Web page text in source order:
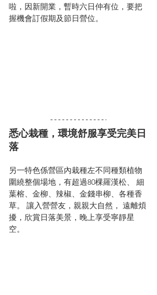
啦，因新開業，暫時六日仲有位，要把
握機會訂假期及節日營位。
悉心栽種，環境舒服享受完美日
落
另一特色係營區內栽種左不同種類植物
圍繞整個場地，有超過80棵羅漢松、 細
葉榕、金柳、辣椒、金錢串柳、各種香
草。 讓入營營友，親親大自然， 遠離煩
擾，欣賞日落美景，晚上享受寧靜星
空。